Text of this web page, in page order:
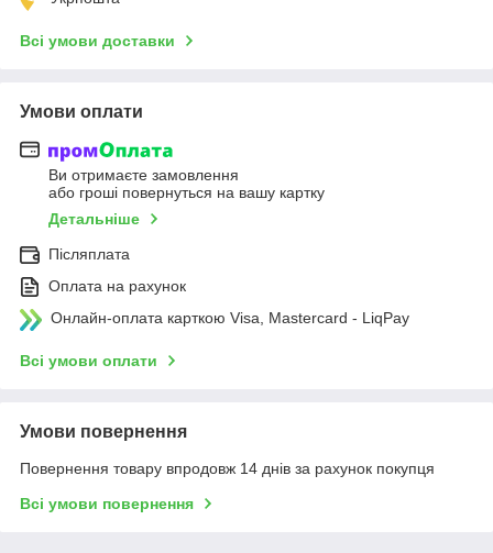
Всі умови доставки
Умови оплати
Ви отримаєте замовлення
або гроші повернуться на вашу картку
Детальніше
Післяплата
Оплата на рахунок
Онлайн-оплата карткою Visa, Mastercard - LiqPay
Всі умови оплати
Умови повернення
Повернення товару впродовж 14 днів за рахунок покупця
Всі умови повернення